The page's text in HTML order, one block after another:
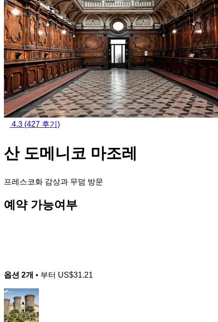
4.3 (427 후기)
산 도메니코 마조레
프레스코화 감상과 무덤 방문
예약 가능여부
옵션 2개 • 부터 US$31.21